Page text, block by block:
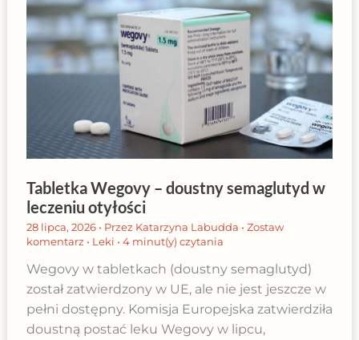
Tabletka Wegovy – doustny semaglutyd w
leczeniu otyłości
28 lipca, 2026 • Przez Katarzyna Labudda • Zostaw
komentarz • Leki • 4 minut(y) czytania
Wegovy w tabletkach (doustny semaglutyd)
został zatwierdzony w UE, ale nie jest jeszcze w
pełni dostępny. Komisja Europejska zatwierdziła
doustną postać leku Wegovy w lipcu,